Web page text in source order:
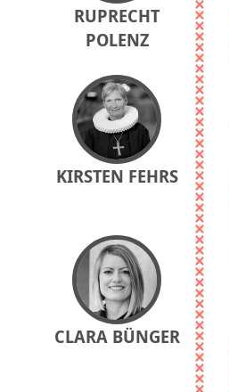
RUPRECHT
POLENZ
KIRSTEN FEHRS
CLARA BÜNGER